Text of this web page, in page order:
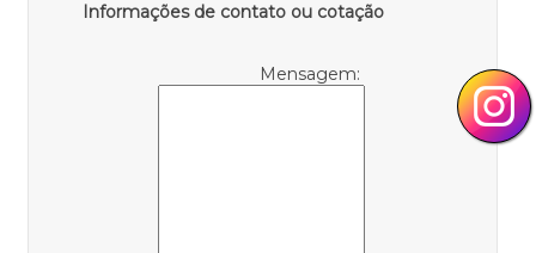
Informações de contato ou cotação
Mensagem: